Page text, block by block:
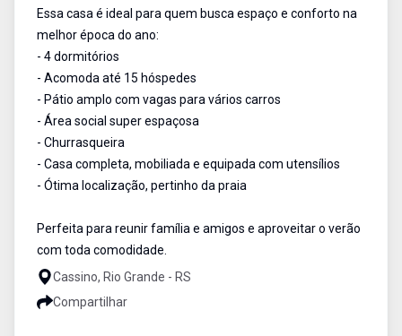
Essa casa é ideal para quem busca espaço e conforto na
melhor época do ano:
- 4 dormitórios
- Acomoda até 15 hóspedes
- Pátio amplo com vagas para vários carros
- Área social super espaçosa
- Churrasqueira
- Casa completa, mobiliada e equipada com utensílios
- Ótima localização, pertinho da praia
Perfeita para reunir família e amigos e aproveitar o verão
com toda comodidade.
Cassino, Rio Grande - RS
Compartilhar